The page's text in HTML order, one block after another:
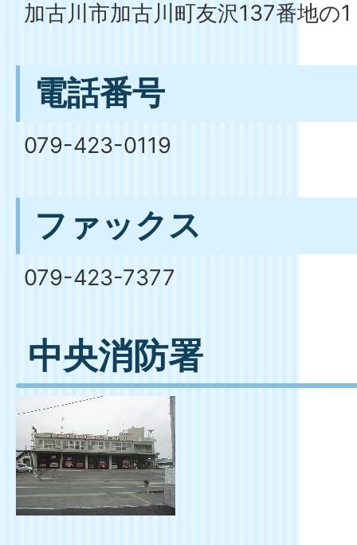
加古川市加古川町友沢137番地の1
電話番号
079-423-0119
ファックス
079-423-7377
中央消防署